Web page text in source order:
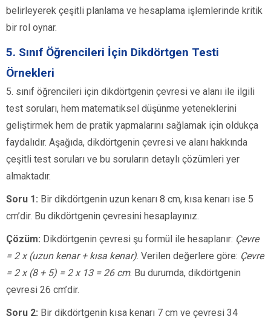
belirleyerek çeşitli planlama ve hesaplama işlemlerinde kritik
bir rol oynar.
5. Sınıf Öğrencileri İçin Dikdörtgen Testi
Örnekleri
5. sınıf öğrencileri için dikdörtgenin çevresi ve alanı ile ilgili
test soruları, hem matematiksel düşünme yeteneklerini
geliştirmek hem de pratik yapmalarını sağlamak için oldukça
faydalıdır. Aşağıda, dikdörtgenin çevresi ve alanı hakkında
çeşitli test soruları ve bu soruların detaylı çözümleri yer
almaktadır.
Soru 1: Bir dikdörtgenin uzun kenarı 8 cm, kısa kenarı ise 5
cm’dir. Bu dikdörtgenin çevresini hesaplayınız.
Çözüm: Dikdörtgenin çevresi şu formül ile hesaplanır: Çevre
= 2 x (uzun kenar + kısa kenar). Verilen değerlere göre: Çevre
= 2 x (8 + 5) = 2 x 13 = 26 cm. Bu durumda, dikdörtgenin
çevresi 26 cm’dir.
Soru 2: Bir dikdörtgenin kısa kenarı 7 cm ve çevresi 34